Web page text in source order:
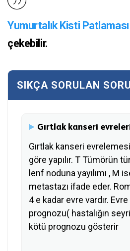
Yumurtalık Kisti
çekebilir.
Gırtlak kanseri
Gırtlak kanseri
göre yapılır. T Tümörün
lenf noduna yayılımı , M
metastazı ifade eder.
4 e kadar evre vardır.
prognozu( hastalığın
kötü prognozu gösterir